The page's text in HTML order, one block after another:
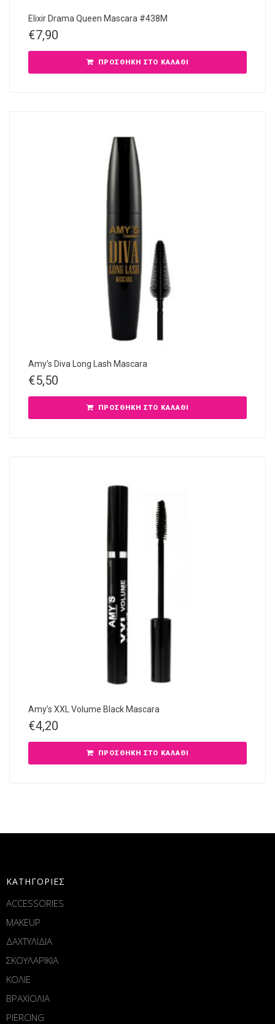
Elixir Drama Queen Mascara #438M
€7,90
ΠΡΟΣΘΉΚΗ ΣΤΟ ΚΑΛΆΘΙ
Amy’s Diva Long Lash Mascara
€5,50
ΠΡΟΣΘΉΚΗ ΣΤΟ ΚΑΛΆΘΙ
Amy’s XXL Volume Black Mascara
€4,20
ΠΡΟΣΘΉΚΗ ΣΤΟ ΚΑΛΆΘΙ
ΚΑΤΗΓΟΡΙΕΣ
ACCESSORIES
MAKEUP
ΔΑΧΤΥΛΙΔΙΑ
ΣΚΟΥΛΑΡΙΚΙΑ
ΚΟΛΙΕ
ΒΡΑΧΙΟΛΙΑ
PIERCING